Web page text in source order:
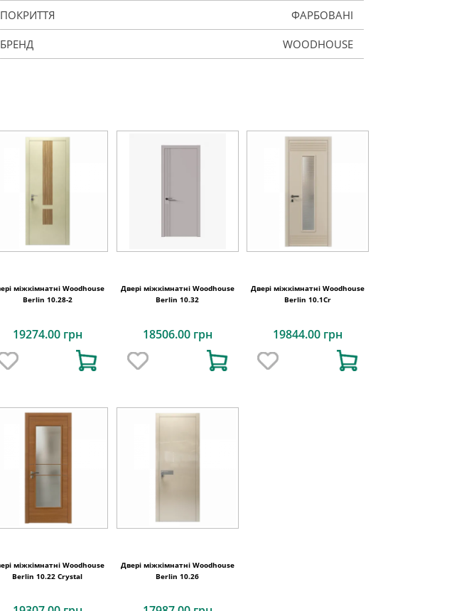
ПОКРИТТЯ ФАРБОВАНІ
БРЕНД WOODHOUSE
міжкімнатні Woodhouse
Berlin 10.28-2
19274.00 грн
Двері міжкімнатні Woodhouse
Berlin 10.32
18506.00 грн
Двері міжкімнатні Woodhouse
Berlin 10.1Cr
19844.00 грн
міжкімнатні Woodhouse
Berlin 10.22 Crystal
Двері міжкімнатні Woodhouse
Berlin 10.26